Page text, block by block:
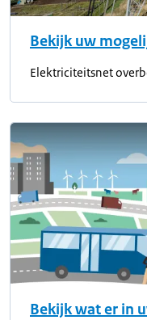
Bekijk uw
Elektriciteitsnet
Bekijk wat er in